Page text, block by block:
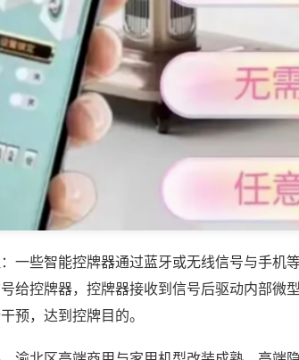
一些智能控牌器通过蓝牙或无线信号与手机
给控牌器，控牌器接收到信号后驱动内部微
预，达到控牌目的。